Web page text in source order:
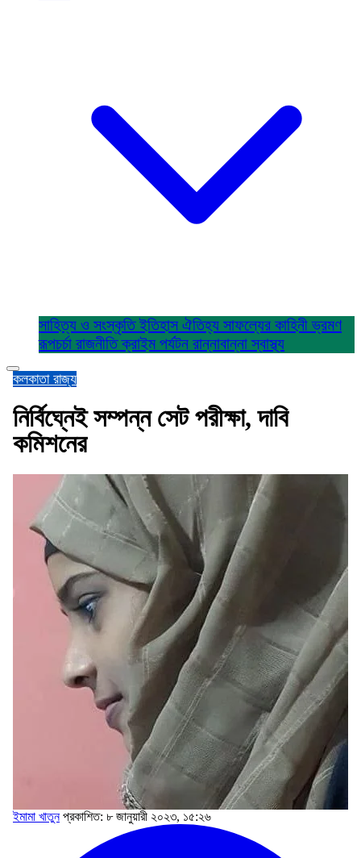
সাহিত্য ও সংস্কৃতিইতিহাস ঐতিহ্য সাফল্যের কাহিনীভ্রমণ
রূপচর্চা রাজনীতিক্রাইম পর্যটন রান্নাবান্নাস্বাস্থ্য
কলকাতা রাজ্য
নির্বিঘ্নেই সম্পন্ন সেট পরীক্ষা, দাবি
কমিশনের
ইমামা খাতুন প্রকাশিত: ৮ জানুয়ারী ২০২৩, ১৫:২৬